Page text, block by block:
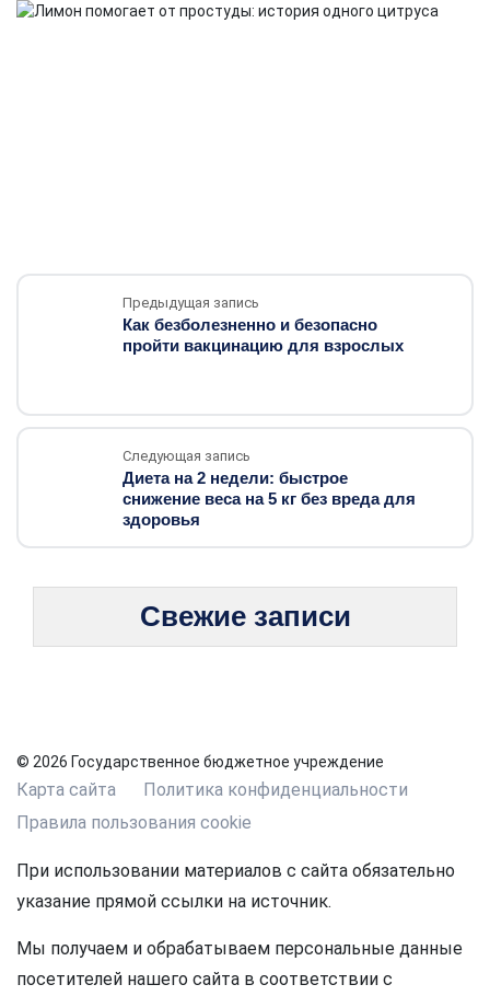
Предыдущая запись
Как безболезненно и безопасно
пройти вакцинацию для взрослых
Следующая запись
Диета на 2 недели: быстрое
снижение веса на 5 кг без вреда для
здоровья
Свежие записи
© 2026 Государственное бюджетное учреждение
Карта сайта
Политика конфиденциальности
Правила пользования cookie
При использовании материалов с сайта обязательно
указание прямой ссылки на источник.
Мы получаем и обрабатываем персональные данные
посетителей нашего сайта в соответствии с